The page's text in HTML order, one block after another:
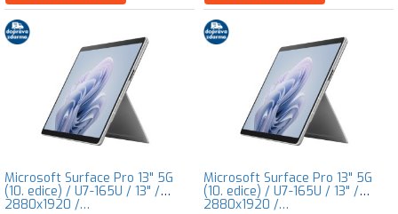
Microsoft Surface Pro 13" 5G
(10. edice) / U7-165U / 13" /
2880x1920 /…
Microsoft Surface Pro 13" 5G
(10. edice) / U7-165U / 13" /
2880x1920 /…